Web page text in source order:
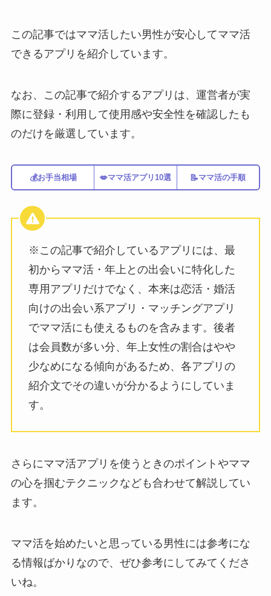
この記事ではママ活したい男性が安心してママ活
できるアプリを紹介しています。
なお、この記事で紹介するアプリは、運営者が実
際に登録・利用して使用感や安全性を確認したも
のだけを厳選しています。
💰お手当相場 💋ママ活アプリ10選 📝ママ活の手順
※この記事で紹介しているアプリには、最
初からママ活・年上との出会いに特化した
専用アプリだけでなく、本来は恋活・婚活
向けの出会い系アプリ・マッチングアプリ
でママ活にも使えるものを含みます。後者
は会員数が多い分、年上女性の割合はやや
少なめになる傾向があるため、各アプリの
紹介文でその違いが分かるようにしていま
す。
さらにママ活アプリを使うときのポイントやママ
の心を掴むテクニックなども合わせて解説してい
ます。
ママ活を始めたいと思っている男性には参考にな
る情報ばかりなので、ぜひ参考にしてみてくださ
いね。